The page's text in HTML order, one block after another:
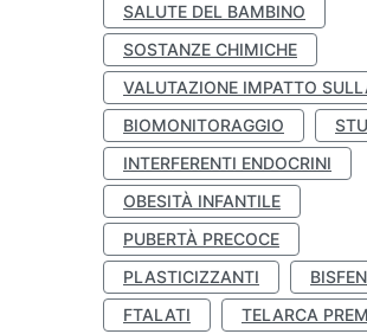
SALUTE DEL BAMBINO
SOSTANZE CHIMICHE
VALUTAZIONE IMPATTO
BIOMONITORAGGIO
INTERFERENTI ENDOCRINI
OBESITÀ INFANTILE
PUBERTÀ PRECOCE
PLASTICIZZANTI
FTALATI
TELARCA